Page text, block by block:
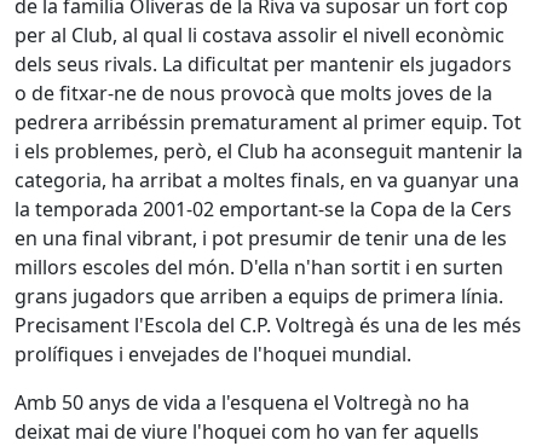
de la família Oliveras de la Riva va suposar un fort cop
per al Club, al qual li costava assolir el nivell econòmic
dels seus rivals. La dificultat per mantenir els jugadors
o de fitxar-ne de nous provocà que molts joves de la
pedrera arribéssin prematurament al primer equip. Tot
i els problemes, però, el Club ha aconseguit mantenir la
categoria, ha arribat a moltes finals, en va guanyar una
la temporada 2001-02 emportant-se la Copa de la Cers
en una final vibrant, i pot presumir de tenir una de les
millors escoles del món. D'ella n'han sortit i en surten
grans jugadors que arriben a equips de primera línia.
Precisament l'Escola del C.P. Voltregà és una de les més
prolífiques i envejades de l'hoquei mundial.
Amb 50 anys de vida a l'esquena el Voltregà no ha
deixat mai de viure l'hoquei com ho van fer aquells